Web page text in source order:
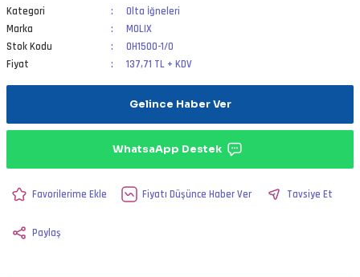
Kategori
Olta İğneleri
Marka
MOLIX
Stok Kodu
OH1500-1/0
Fiyat
137,71 TL + KDV
Gelince Haber Ver
WhatsaApp Destek
Fiyatı Düşünce Haber Ver Tavsiye Et
Paylaş